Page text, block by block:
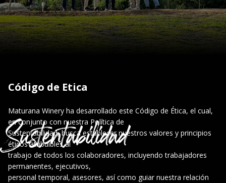
Sustentabilidad
Código de Etica
Maturana Winery ha desarrollado este Código de Ética, el cual,
en conjunto con nuestra Política de
Sustentabilidad, busca establecer nuestros valores y principios
éticos atribuibles al
trabajo de todos los colaboradores, incluyendo trabajadores
permanentes, ejecutivos,
personal temporal, asesores, así como guiar nuestra relación